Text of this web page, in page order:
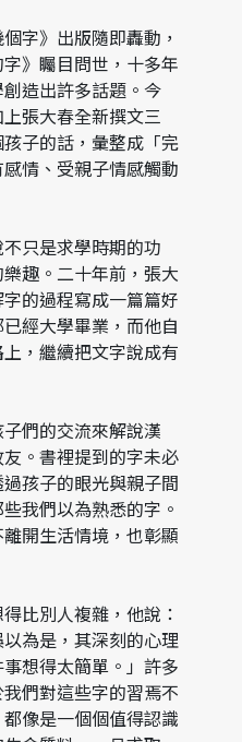
》出版隨即轟動，
》矚目問世，十多年
造出許多話題。今
張大春全新撰文三
子的話，彙整成「完
情、受親子情感觸動
只是求學時期的功
趣。二十年前，張大
的過程寫成一篇篇好
經大學畢業，而他自
，繼續把文字說成有
們的交流來解說漢
。書裡提到的字未必
孩子的眼光與親子間
我們以為熟悉的字。
開生活情境，也彰顯
別人複雜，他說：
以為是，其深刻的心理
想得太簡單。」許多
們對這些字的習焉不
像是一個個值得認識